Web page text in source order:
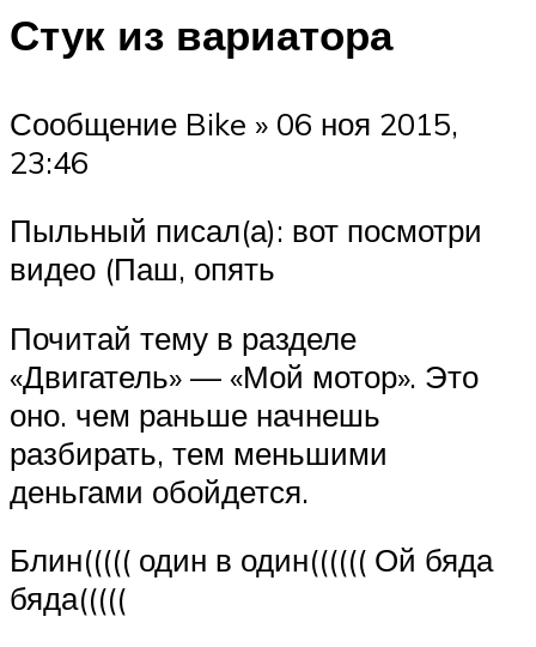
Стук из вариатора
Сообщение Bike » 06 ноя 2015,
23:46
Пыльный писал(а): вот посмотри
видео (Паш, опять
Почитай тему в разделе
«Двигатель» — «Мой мотор». Это
оно. чем раньше начнешь
разбирать, тем меньшими
деньгами обойдется.
Блин((((( один в один(((((( Ой бяда
бяда(((((